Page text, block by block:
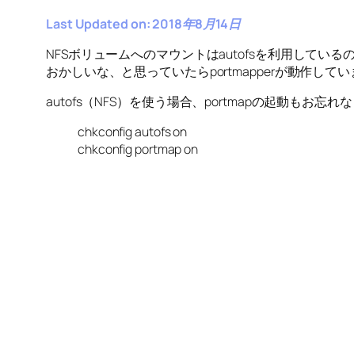
Last Updated on: 2018年8月14日
NFSボリュームへのマウントはautofsを利用している
おかしいな、と思っていたらportmapperが動作して
autofs（NFS）を使う場合、portmapの起動もお忘れな
chkconfig autofs on
chkconfig portmap on